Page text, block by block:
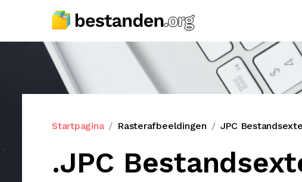
Startpagina Rasterafbeeldingen JPC
.JPC